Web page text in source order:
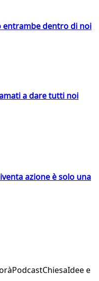
entrambe dentro di noi
a dare tutti noi
azione è solo una
PodcastChiesaIdee e